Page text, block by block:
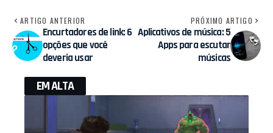
ARTIGO ANTERIOR
Encurtadores de link: 6
opções que você
deveria usar
PRÓXIMO ARTIGO
Aplicativos de música: 5
Apps para escutar
músicas
EM ALTA